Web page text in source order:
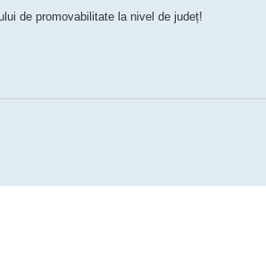
de promovabilitate la nivel de județ!